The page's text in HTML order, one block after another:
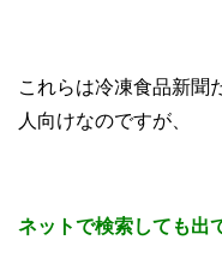
これらは冷凍食品新聞
人向けなのですが、
ネットで検索しても出